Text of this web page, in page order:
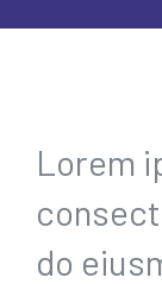
Lorem
do